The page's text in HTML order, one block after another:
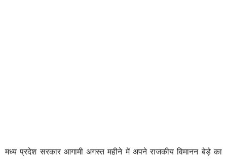
मध्य प्रदेश सरकार आगामी अगस्त महीने में अपने राजकीय विमानन बेड़े का